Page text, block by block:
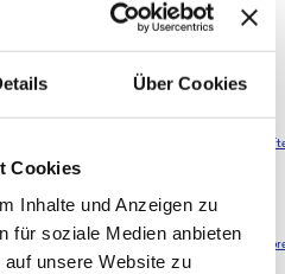
Über Cookies
Cookies
Inhalte und Anzeigen zu
für soziale Medien anbieten
unsere Website zu
Selektion für die Leichtathletik-
Klinik beim EHC Basel - voller Emotionen und